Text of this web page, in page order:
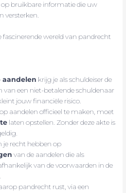
bruikbare informatie die uw
versterken.
wereld van pandrecht
aandelen krijg je als schuldeiser de
een niet-betalende schuldenaar
jouw financiële risico.
aandelen officieel te maken, moet
laten opstellen. Zonder deze akte is
je recht hebben op
van de aandelen die als
van de voorwaarden in de
pandrecht rust, via een